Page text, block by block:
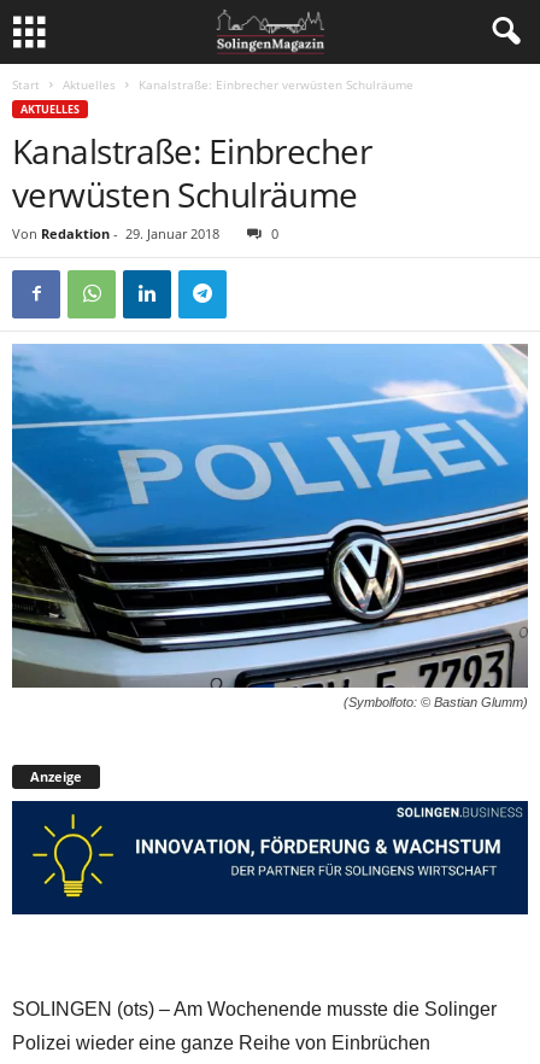
Start Aktuelles Kanalstraße: Einbrecher verwüsten Schulräume
AKTUELLES
Kanalstraße: Einbrecher
verwüsten Schulräume
Von Redaktion - 29. Januar 2018 0
(Symbolfoto: © Bastian Glumm)
Anzeige
SOLINGEN (ots) – Am Wochenende musste die Solinger
Polizei wieder eine ganze Reihe von Einbrüchen